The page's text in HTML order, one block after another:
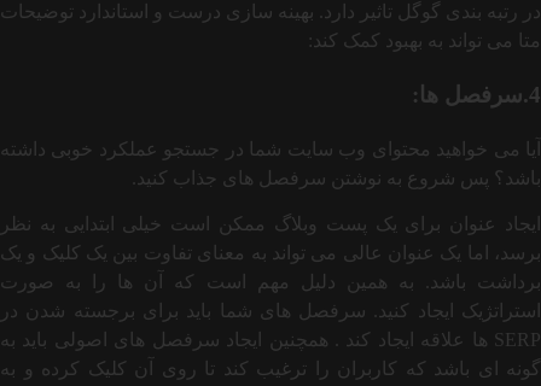
در رتبه بندی گوگل تاثیر دارد. بهینه سازی درست و استاندارد توضیحات
متا می تواند به بهبود کمک کند:
4.سرفصل ها:
آیا می خواهید محتوای وب سایت شما در جستجو عملکرد خوبی داشته
باشد؟ پس شروع به نوشتن سرفصل های جذاب کنید.
ایجاد عنوان برای یک پست وبلاگ ممکن است خیلی ابتدایی به نظر
برسد، اما یک عنوان عالی می تواند به معنای تفاوت بین یک کلیک و یک
برداشت باشد. به همین دلیل مهم است که آن ها را به صورت
استراتژیک ایجاد کنید. سرفصل های شما باید برای برجسته شدن در
SERP ها علاقه ایجاد کند . همچنین ایجاد سرفصل های اصولی باید به
گونه ای باشد که کاربران را ترغیب کند تا روی آن کلیک کرده و به